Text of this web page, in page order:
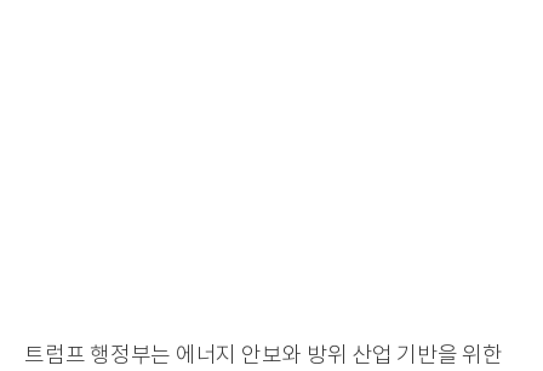
트럼프 행정부는 에너지 안보와 방위 산업 기반을 위한